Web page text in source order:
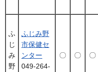
ふ
じ
み
野
ふじみ野
市保健セ
ンター
049-264-
〇 〇 〇